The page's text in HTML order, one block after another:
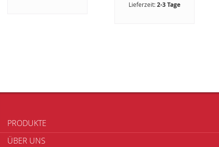
Lieferzeit:2-3 Tage
PRODUKTE
ÜBER UNS